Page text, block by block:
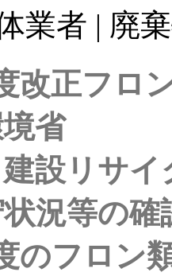
業者 | 廃
改正フロ
省
設リサ
況等の確
のフロン